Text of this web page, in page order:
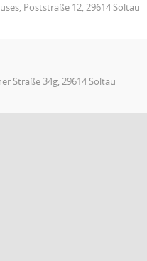
Poststraße 12, 29614 Soltau
Straße 34g, 29614 Soltau